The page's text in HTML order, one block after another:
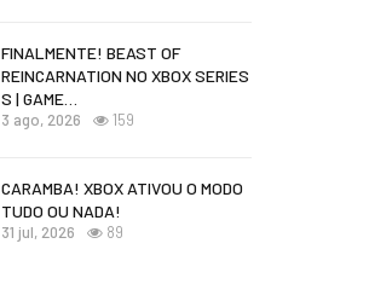
FINALMENTE! BEAST OF
REINCARNATION NO XBOX SERIES
S | GAME…
3 ago, 2026 159
CARAMBA! XBOX ATIVOU O MODO
TUDO OU NADA!
31 jul, 2026 89